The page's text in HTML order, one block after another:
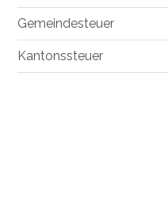
Gemeindesteuer
Kantonssteuer